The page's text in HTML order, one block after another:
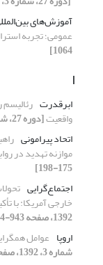
آموزش‌های
عمومی؛ تجربه
1064]
ا
ابرقدرت
واقعیت[دوره 27، شماره 2، 1392، صفحه 445-472]
اتحاد پیرامونی
موازنه تهدید در
175-198]
اجتماع‌گرایی
خارجی آمریکا: با
1392، صفحه 943-964]
اروپا عوامل
شماره 3، 1392، صفحه 795-816]